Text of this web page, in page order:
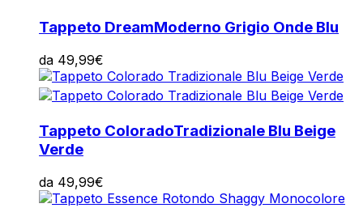
Tappeto DreamModerno Grigio Onde Blu
da 49,99€
Tappeto ColoradoTradizionale Blu Beige
Verde
da 49,99€